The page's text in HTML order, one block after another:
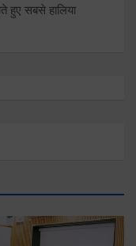
हुए सबसे हालिया